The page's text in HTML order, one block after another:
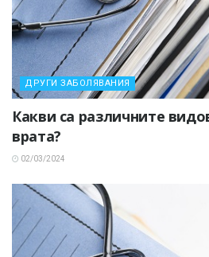
ДРУГИ ЗАБОЛЯВАНИЯ
Какви са различните
врата?
02/03/2024